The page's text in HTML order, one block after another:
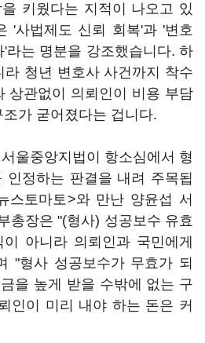
키웠다는 지적이 나오고 있
'사법제도 신뢰 회복'과 '변호
라는 명분을 강조했습니다. 하
청년 변호사 사건까지 착수
상관없이 의뢰인이 비용 부담
가 굳어졌다는 겁니다.
울중앙지법이 항소심에서 형
인정하는 판결을 내려 주목됩
스토마토>와 만난 양윤섭 서
총장은 "(형사) 성공보수 유효
아니라 의뢰인과 국민에게
"형사 성공보수가 무효가 되
을 높게 받을 수밖에 없는 구
인이 미리 내야 하는 돈은 커